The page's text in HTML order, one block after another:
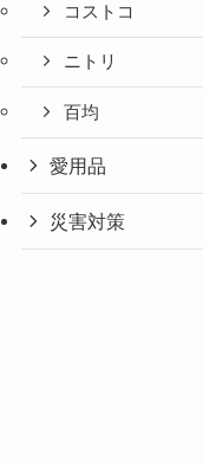
コストコ
ニトリ
百均
愛用品
災害対策